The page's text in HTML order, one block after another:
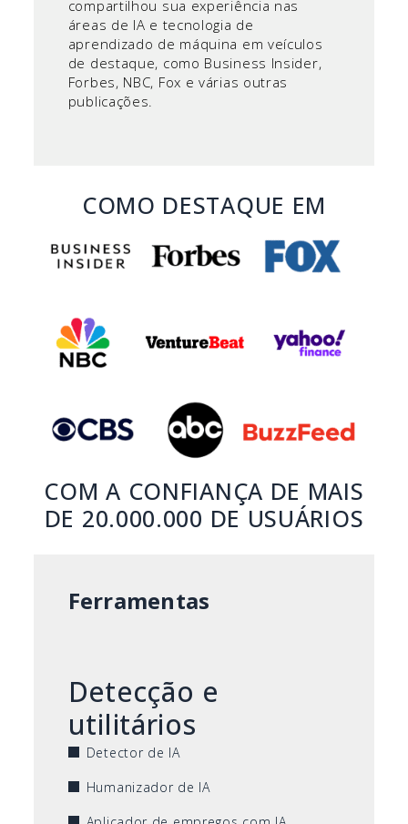
compartilhou sua experiência nas
áreas de IA e tecnologia de
aprendizado de máquina em veículos
de destaque, como Business Insider,
Forbes, NBC, Fox e várias outras
publicações.
COMO DESTAQUE EM
COM A CONFIANÇA DE MAIS
DE 20.000.000 DE USUÁRIOS
Ferramentas
Detecção e
utilitários
Detector de IA
Humanizador de IA